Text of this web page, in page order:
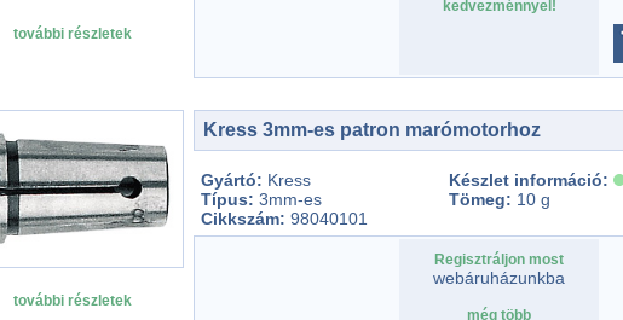
további részletek
kedvezménnyel!
további részletek
Kress 3mm-es patron marómotorhoz
Gyártó: Kress
Típus: 3mm-es
Cikkszám: 98040101
Készlet információ:
Tömeg: 10 g
Regisztráljon most
webáruházunkba
még több